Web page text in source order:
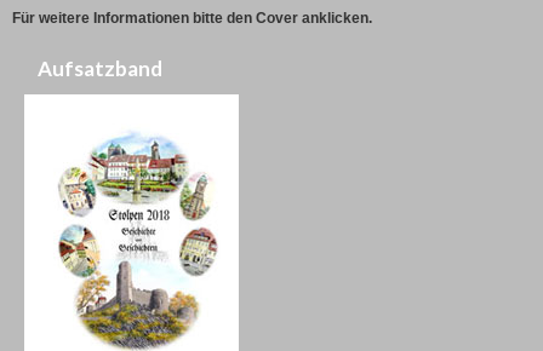
Für weitere Informationen bitte den Cover anklicken.
Aufsatzband